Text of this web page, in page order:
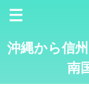
沖縄から信
南